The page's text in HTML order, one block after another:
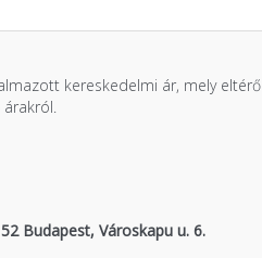
kereskedelmi ár, mely eltérő
árakról.
Budapest, Városkapu u. 6.